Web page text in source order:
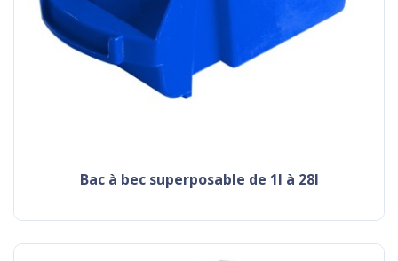
bac à bec superposable de 1l à 28l